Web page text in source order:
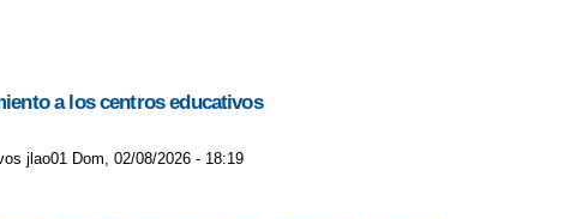
a los centros educativos
jlao01 Dom, 02/08/2026 - 18:19